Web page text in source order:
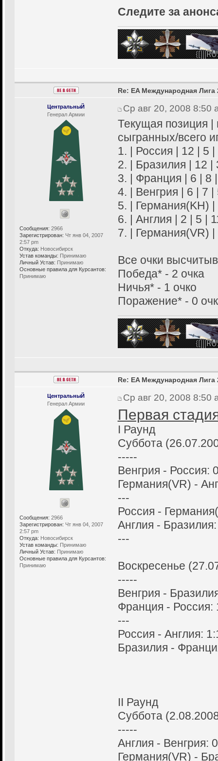
Следите за
ЦентральныЙ
Генерал Армии
Сообщения: 2966
Зарегистрирован: Чт янв 04, 2007
2:57 pm
Откуда: Новосибирск
Устав команды: Принимаю
Личный Устав: Принимаю
Основные правила для Курсантов:
Принимаю
Re: EA Международная Лига
Ср авг 20, 2008 8:50
Текущая позиция |
сыгранных/всего
1. | Россия | 12 | 5
2. | Бразилия | 12 |
3. | Франция | 6 | 8
4. | Венгрия | 6 | 7
5. | Германия(KH)
6. | Англия | 2 | 5 |
7. | Германия(VR)
Все очки
Победа* - 2 очка
Ничья* - 1 очко
Поражение* - 0
ЦентральныЙ
Генерал Армии
Сообщения: 2966
Зарегистрирован: Чт янв 04, 2007
2:57 pm
Откуда: Новосибирск
Устав команды: Принимаю
Личный Устав: Принимаю
Основные правила для Курсантов:
Принимаю
Re: EA Международная Лига
Ср авг 20, 2008 8:50
Первая
I Раунд
Суббота
-----
Венгрия - Россия:
Германия(VR) -
---
Россия -
Англия -
---
Воскресенье
-----
Венгрия -
Франция - Россия:
---
Россия - Англия:
Бразилия -
II Раунд
Суббота
-----
Англия - Венгрия:
Германия(VR) -